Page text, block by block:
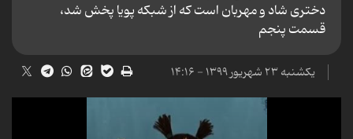
دختری شاد و مهربان است که از شبکه پویا پخش شد،
قسمت پنجم
یکشنبه ۲۳ شهریور ۱۳۹۹ - ۱۴:۱۶